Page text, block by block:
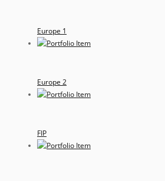
Europe 1
Europe 2
FIP